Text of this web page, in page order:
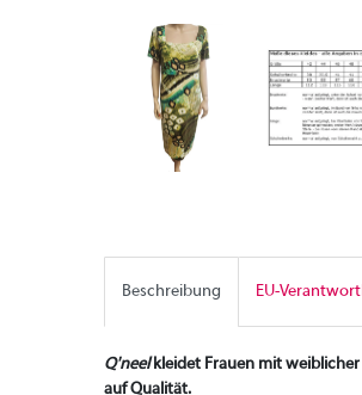
Beschreibung EU-
Q'neelkleidet Frauen mit weiblicher
auf Qualität.